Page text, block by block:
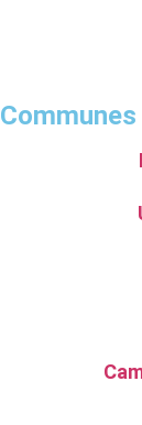
Communes